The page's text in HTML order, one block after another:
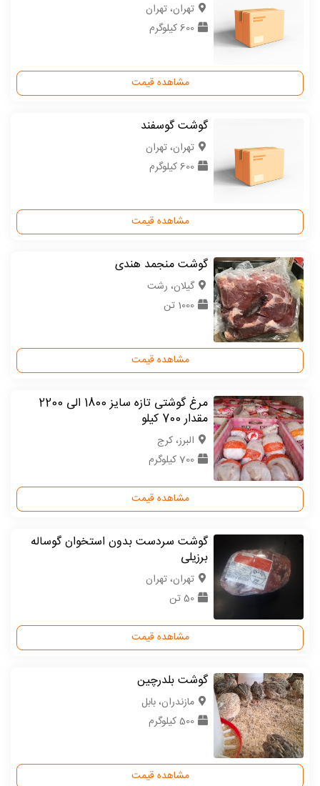
تهران، تهران
600 کیلوگرم
مشاهده قیمت
گوشت گوسفند
تهران، تهران
600 کیلوگرم
مشاهده قیمت
گوشت منجمد هندی
گیلان، رشت
1000 تن
مشاهده قیمت
مرغ گوشتی تازه سایز 1800 الی 2200
مقدار 700 کیلو
البرز، کرج
700 کیلوگرم
مشاهده قیمت
گوشت سردست بدون استخوان گوساله
برزیلی
تهران، تهران
50 تن
مشاهده قیمت
گوشت بلدرچین
مازندران، بابل
500 کیلوگرم
مشاهده قیمت